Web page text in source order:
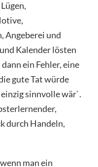
Angeberei und
Kalender lösten
ein Fehler, eine
gute Tat würde
sinnvolle wär`.
durch Handeln,
man ein